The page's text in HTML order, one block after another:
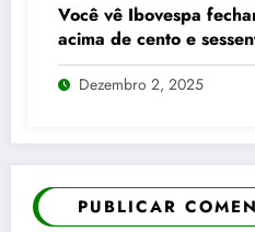
Você vê Ibovespa
acima de cento e
pontos enquanto dólar
reais e trinta e três
Dezembro 2, 2025
PUBLICAR